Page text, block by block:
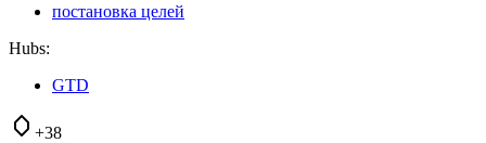
постановка целей
Hubs:
GTD
+38